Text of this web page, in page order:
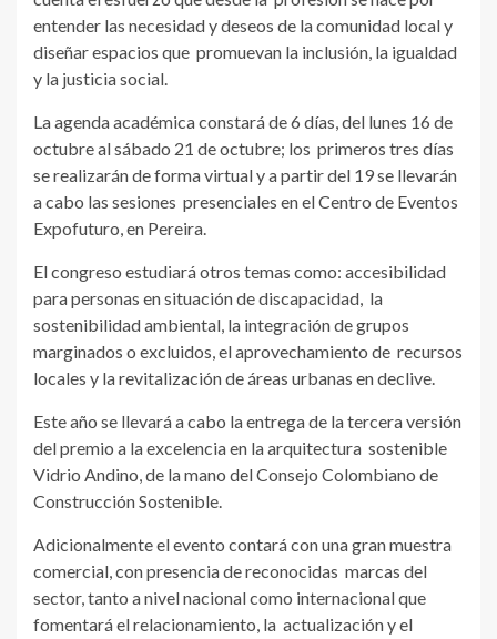
entender las necesidad y deseos de la comunidad local y
diseñar espacios que promuevan la inclusión, la igualdad
y la justicia social.
La agenda académica constará de 6 días, del lunes 16 de
octubre al sábado 21 de octubre; los primeros tres días
se realizarán de forma virtual y a partir del 19 se llevarán
a cabo las sesiones presenciales en el Centro de Eventos
Expofuturo, en Pereira.
El congreso estudiará otros temas como: accesibilidad
para personas en situación de discapacidad, la
sostenibilidad ambiental, la integración de grupos
marginados o excluidos, el aprovechamiento de recursos
locales y la revitalización de áreas urbanas en declive.
Este año se llevará a cabo la entrega de la tercera versión
del premio a la excelencia en la arquitectura sostenible
Vidrio Andino, de la mano del Consejo Colombiano de
Construcción Sostenible.
Adicionalmente el evento contará con una gran muestra
comercial, con presencia de reconocidas marcas del
sector, tanto a nivel nacional como internacional que
fomentará el relacionamiento, la actualización y el